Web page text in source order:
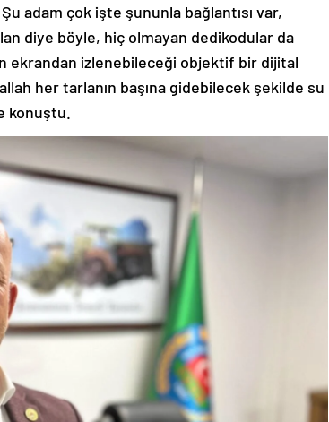
adam çok işte şununla bağlantısı var,
diye böyle, hiç olmayan dedikodular da
ekrandan izlenebileceği objektif bir dijital
her tarlanın başına gidebilecek şekilde su
konuştu.